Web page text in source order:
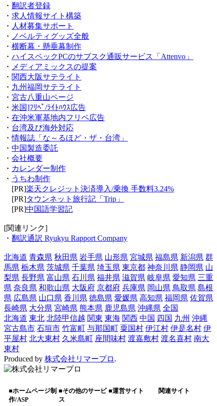
・ 翻訳者登録
・ 求人情報サイト構築
・ 人材募集サポート
・ ノベルティグッズ全般
・ 横断幕・懸垂幕制作
・ ハイスペックPCのサブスク通販サービス「Attenvo」
・ メディアミックスの提案
・ 関西大阪サテライト
・ 九州福岡サテライト
・ 宮古八重山ページ
・ 米国]ﾌﾘﾍﾟ/ﾗｲﾄﾊｳｽ広告
・ 在沖米軍基地内フリペ広告
・ 台湾及び海外対応
・情報誌「な～るほど・ザ・台湾」
・ 中国製造委託
・ 会社概要
・ カレンダー制作
・ うちわ制作
[PR]楽天クレジット決済導入/乗換 手数料3.24%
[PR]タウンネット旅行記「Trip」
[PR]中国語学習記
[関連リンク]
・ 翻訳通訳 Ryukyu Rapport Company
北海道 青森県 秋田県 岩手県 山形県 宮城県 福島県 新潟県 群
馬県 栃木県 茨城県 千葉県 埼玉県 東京都 神奈川県 静岡県 山
梨県 長野県 富山県 石川県 福井県 滋賀県 岐阜県 愛知県 三重
県 奈良県 和歌山県 大阪府 京都府 兵庫県 岡山県 鳥取県 島根
県 広島県 山口県 香川県 徳島県 愛媛県 高知県 福岡県 佐賀県
長崎県 大分県 宮崎県 熊本県 鹿児島県 沖縄県 全国
北海道 東北 北陸甲信越 関東 東海 関西 中国 四国 九州 沖縄
宮古島市 石垣市 竹富町 与那国町 粟国村 伊江村 伊是名村 伊
平屋村 北大東村 久米島町 座間味村 渡嘉敷村 渡名喜村 南大
東村
Produced by 株式会社リマープロ .
■ホームページ制
作/ASP
■その他のサービ
ス
■運営サイト 関連サイト